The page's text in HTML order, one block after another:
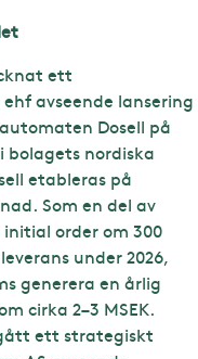
ett
avseende lansering
Dosell på
nordiska
etableras på
Som en del av
order om 300
under 2026,
generera en årlig
cirka 2–3 MSEK.
ett strategiskt